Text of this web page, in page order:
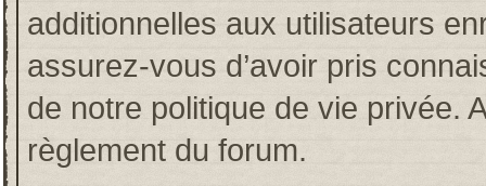
additionnelles aux utilisateurs
assurez-vous d’avoir pris
de notre politique de vie privée.
règlement du forum.